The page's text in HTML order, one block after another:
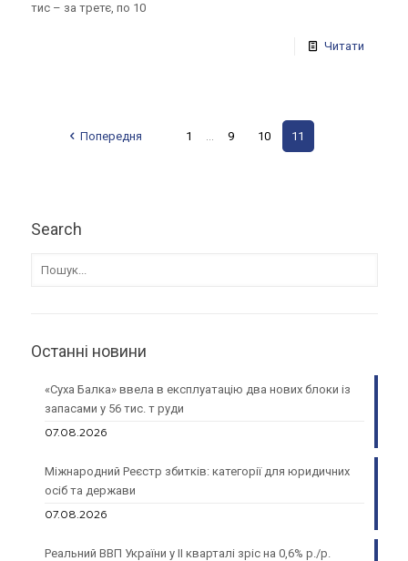
тис – за третє, по 10
Читати
Попередня 1 ... 9 10 11
Search
Останні новини
«Суха Балка» ввела в експлуатацію два нових блоки із
запасами у 56 тис. т руди
07.08.2026
Міжнародний Реєстр збитків: категорії для юридичних
осіб та держави
07.08.2026
Реальний ВВП України у II кварталі зріс на 0,6% р./р.